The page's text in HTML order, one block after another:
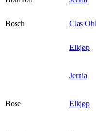
Bosch
Clas
Elkjøp
Jernia
Bose Elkjøp